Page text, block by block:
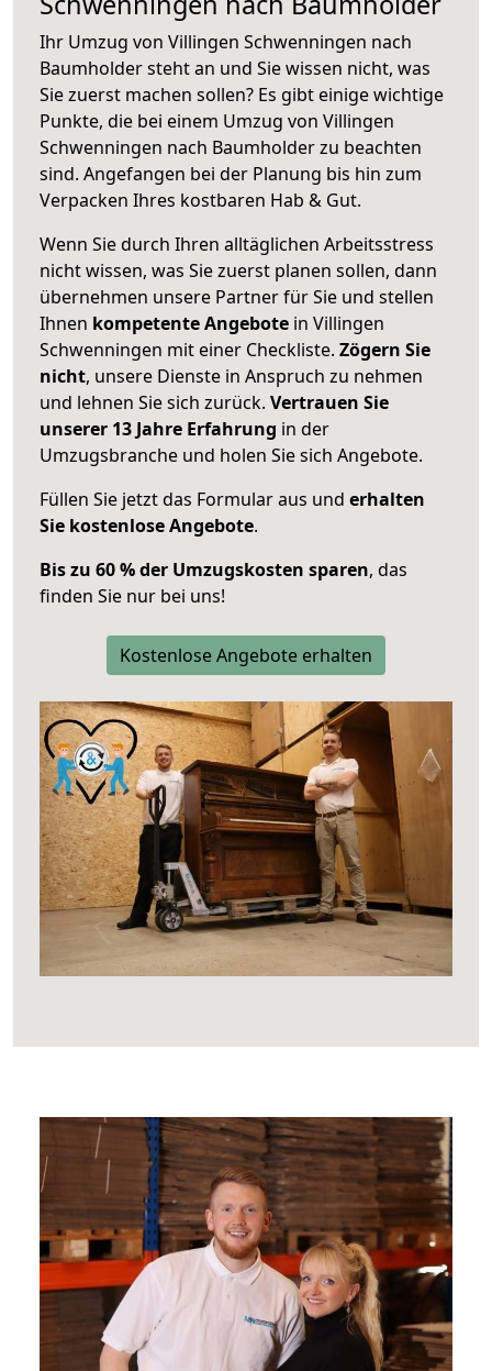
Ihr Umzug von Villingen Schwenningen nach
Baumholder steht an und Sie wissen nicht, was
Sie zuerst machen sollen? Es gibt einige wichtige
Punkte, die bei einem Umzug von Villingen
Schwenningen nach Baumholder zu beachten
sind. Angefangen bei der Planung bis hin zum
Verpacken Ihres kostbaren Hab & Gut.
Wenn Sie durch Ihren alltäglichen Arbeitsstress
nicht wissen, was Sie zuerst planen sollen, dann
übernehmen unsere Partner für Sie und stellen
Ihnen kompetente Angebote in Villingen
Schwenningen mit einer Checkliste. Zögern Sie
nicht, unsere Dienste in Anspruch zu nehmen
und lehnen Sie sich zurück. Vertrauen Sie
unserer 13 Jahre Erfahrung in der
Umzugsbranche und holen Sie sich Angebote.
Füllen Sie jetzt das Formular aus und erhalten
Sie kostenlose Angebote.
Bis zu 60 % der Umzugskosten sparen, das
finden Sie nur bei uns!
Kostenlose Angebote erhalten